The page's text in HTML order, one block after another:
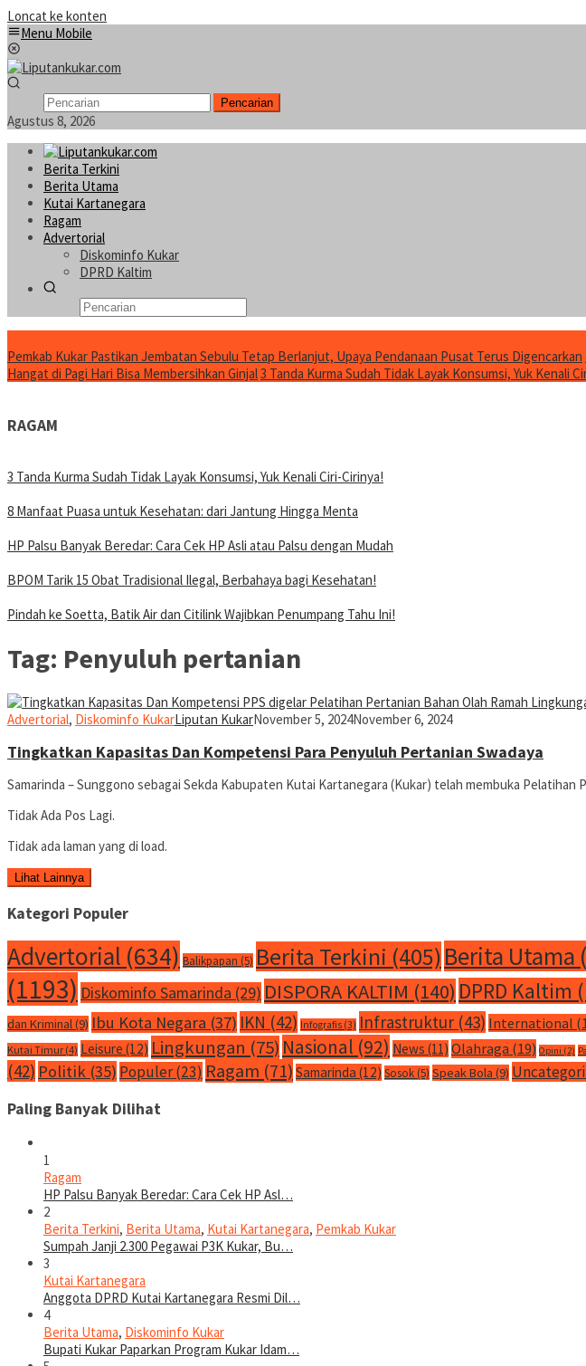
Loncat ke konten
Menu Mobile
Pencarian
Agustus 8, 2026
Berita Terkini
Berita Utama
Kutai Kartanegara
Ragam
Advertorial
Diskominfo Kukar
DPRD Kaltim
Pemkab Kukar Pastikan Jembatan Sebulu Tetap Berlanjut, Upaya Pendanaan Pusat Terus Digencarkan
Hangat di Pagi Hari Bisa Membersihkan Ginjal3 Tanda Kurma Sudah Tidak Layak Konsumsi, Yuk Kenali
RAGAM
3 Tanda Kurma Sudah Tidak Layak Konsumsi, Yuk Kenali Ciri-Cirinya!
8 Manfaat Puasa untuk Kesehatan: dari Jantung Hingga Menta
HP Palsu Banyak Beredar: Cara Cek HP Asli atau Palsu dengan Mudah
BPOM Tarik 15 Obat Tradisional Ilegal, Berbahaya bagi Kesehatan!
Pindah ke Soetta, Batik Air dan Citilink Wajibkan Penumpang Tahu Ini!
Tag: Penyuluh pertanian
Advertorial, Diskominfo KukarLiputan KukarNovember 5, 2024November 6, 2024
Tingkatkan Kapasitas Dan Kompetensi Para Penyuluh Pertanian Swadaya
Samarinda – Sunggono sebagai Sekda Kabupaten Kutai Kartanegara (Kukar) telah membuka
Tidak Ada Pos Lagi.
Tidak ada laman yang di load.
Lihat Lainnya
Kategori Populer
Advertorial (634) Balikpapan (5) Berita Terkini (405)Berita Utama
(1193) Diskominfo Samarinda (29) DISPORA KALTIM (140) DPRD Kaltim
dan Kriminal(9) Ibu Kota Negara (37) IKN (42) Infografis (3) Infrastruktur (43) International
Kutai Timur (4) Leisure (12) Lingkungan (75) Nasional (92) News (11) Olahraga (19) Opini (2)
(42) Politik (35) Populer(23) Ragam (71) Samarinda (12) Sosok(5) Speak Bola (9)
Paling Banyak Dilihat
1
Ragam
HP Palsu Banyak Beredar: Cara Cek HP Asl…
2
Berita Terkini, Berita Utama, Kutai Kartanegara, Pemkab Kukar
Sumpah Janji 2.300 Pegawai P3K Kukar, Bu…
3
Kutai Kartanegara
Anggota DPRD Kutai Kartanegara Resmi Dil…
4
Berita Utama, Diskominfo Kukar
Bupati Kukar Paparkan Program Kukar Idam…